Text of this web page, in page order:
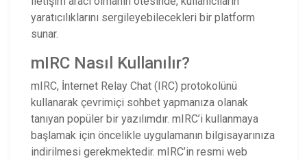
yaratıcılıklarını sergileyebilecekleri bir platform
sunar.
mIRC Nasıl Kullanılır?
mIRC, İnternet Relay Chat (IRC) protokolünü
kullanarak çevrimiçi sohbet yapmanıza olanak
tanıyan popüler bir yazılımdır. mIRC’i kullanmaya
başlamak için öncelikle uygulamanın bilgisayarınıza
indirilmesi gerekmektedir. mIRC’in resmi web